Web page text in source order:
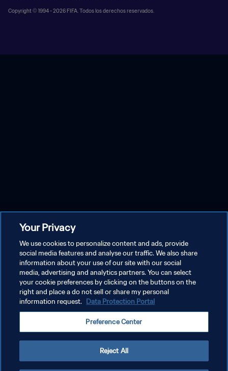
Copyright © 1994 - 2026 FIFA. Todos los derechos reservados.
Your Privacy
We use cookies to personalize content and ads, provide
social media features and analyse our traffic. We also share
information about your use of our site with our social
media, advertising and analytics partners. You can select
your cookie preferences by clicking on the buttons on the
right and place a do not sell or share my personal
information request. Data Protection Portal
Preference Center
Reject All